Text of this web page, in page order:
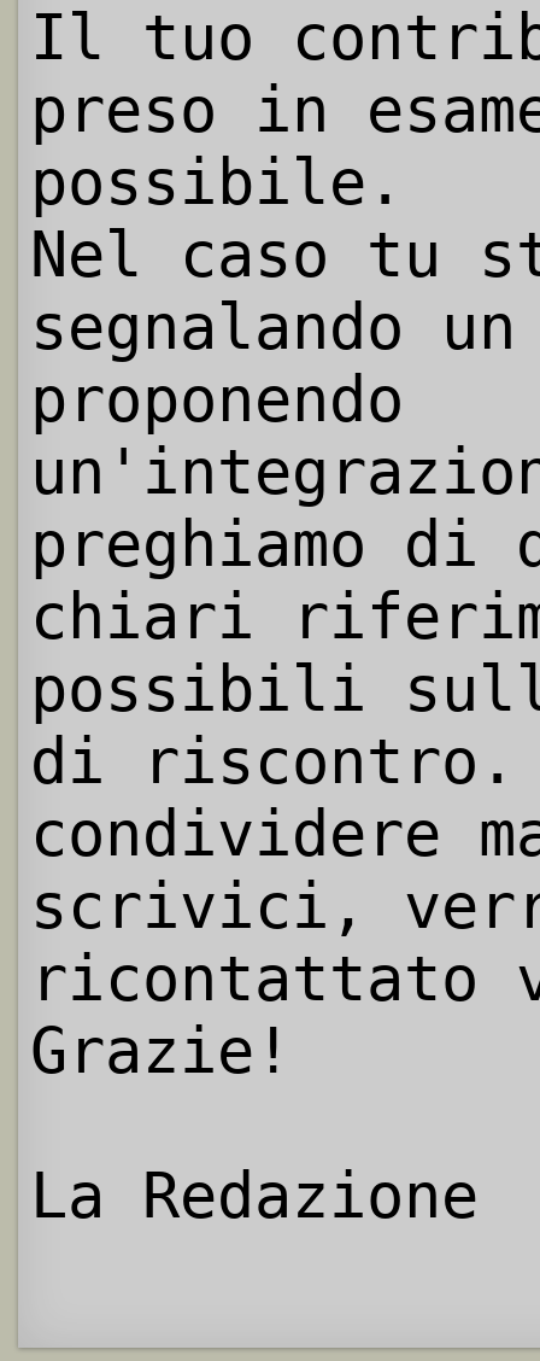
Il tuo
preso in
possibile.
Nel caso tu
segnalando
proponendo
preghiamo
chiari
possibili
di riscontro.
condividere
scrivici,
ricontattato
Grazie!
La Redazione